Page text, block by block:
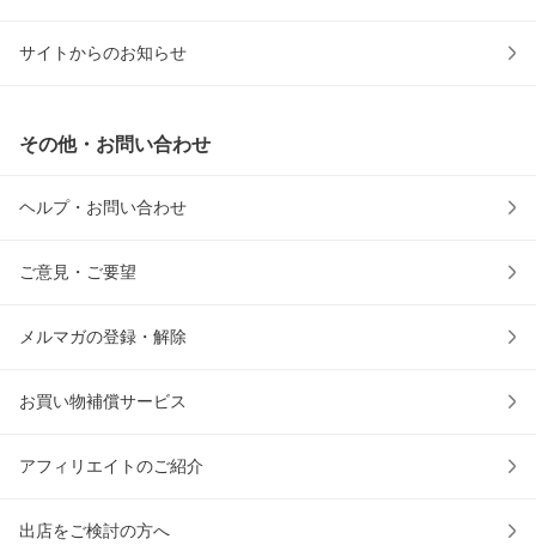
サイトからのお知らせ
その他・お問い合わせ
ヘルプ・お問い合わせ
ご意見・ご要望
メルマガの登録・解除
お買い物補償サービス
アフィリエイトのご紹介
出店をご検討の方へ